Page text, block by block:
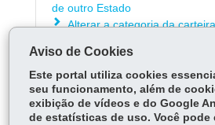
de outro Estado
Alterar a categoria da
motorista
ÓRGÃO RESPONSÁVEL
Aviso de Cookies
Este portal utiliza cookies
seu funcionamento, além de
exibição de vídeos e do Google
de estatísticas de uso. Você pode